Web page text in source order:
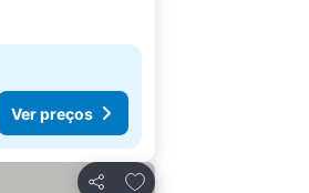
Ver preços
Adicionar aos favoritos